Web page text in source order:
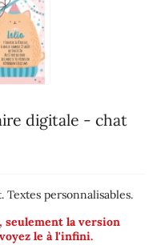
digitale - chat
personnalisables.
seulement la version
le à l'infini.